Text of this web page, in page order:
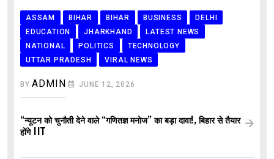
ASSAM BIHAR BIHAR BUSINESS
DELHI
EDUCATION
JHARKHAND
LATEST NEWS
NATIONAL
POLITICS
TECHNOLOGY
UTTAR PRADESH
VIRAL NEWS
BYADMIN JUNE 12, 2026
“न्यूटन को चुनौती देने वाले “गणितज्ञ मनोज” का बड़ा दावा!, बिहार से तैयार
होंगे IIT